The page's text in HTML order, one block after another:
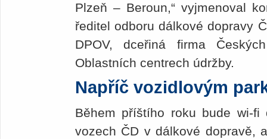
Plzeň – Beroun,“ vyjmenoval
ředitel odboru dálkové dopravy
DPOV, dceřiná firma
Oblastních centrech údržby.
Napříč vozidlovým
Během příštího roku bude wi-fi
vozech ČD v dálkové dopravě,